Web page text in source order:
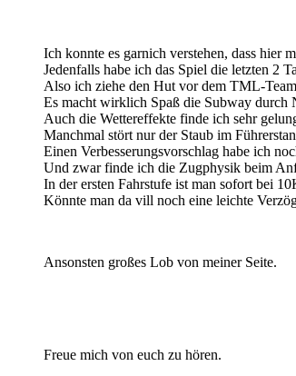
Ich konnte es garnich verstehen, dass hier
Jedenfalls habe ich das Spiel die letzten 2
Also ich ziehe den Hut vor dem TML-
Es macht wirklich Spaß die Subway durch
Auch die Wettereffekte finde ich sehr
Manchmal stört nur der Staub im
Einen Verbesserungsvorschlag habe ich
Und zwar finde ich die Zugphysik beim
In der ersten Fahrstufe ist man sofort bei
Könnte man da vill noch eine leichte
Ansonsten großes Lob von meiner Seite.
Freue mich von euch zu hören.